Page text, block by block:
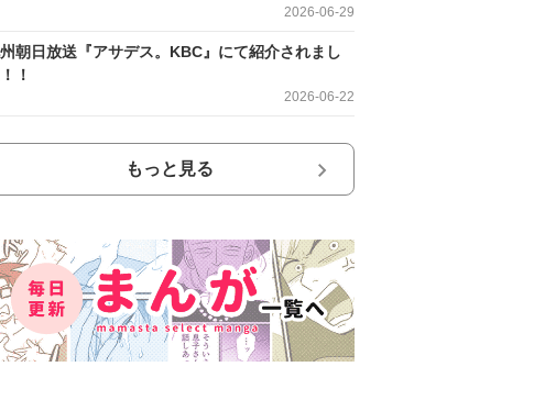
2026-06-29
朝日放送『アサデス。KBC』にて紹介されまし
！
2026-06-22
もっと見る